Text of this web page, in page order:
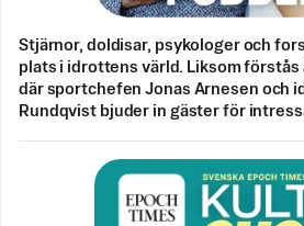
Stjärnor, doldisar, psykologer och
plats i idrottens värld. Liksom förstås
där sportchefen Jonas Arnesen och
Rundqvist bjuder in gäster för